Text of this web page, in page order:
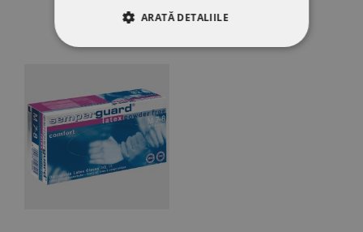
ARATĂ DETALIILE
STRICT NECESARE
DE PERFORMANȚĂ
DE TARGETARE
DE FUNCŢIONALITATE